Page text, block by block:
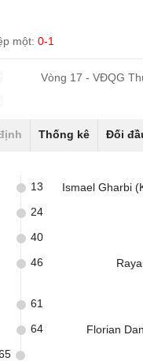
một:0-1
Vòng 17 - VĐQG
Thống kê Đối
Ismael Gharbi
13
24
40
46
61
Florian
64